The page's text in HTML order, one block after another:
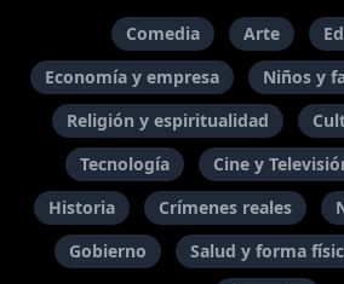
Comedia Arte
Economía y empresa
Niños y
Religión y espiritualidad
Tecnología
Cine y
Historia
Crímenes reales
Gobierno
Salud y forma